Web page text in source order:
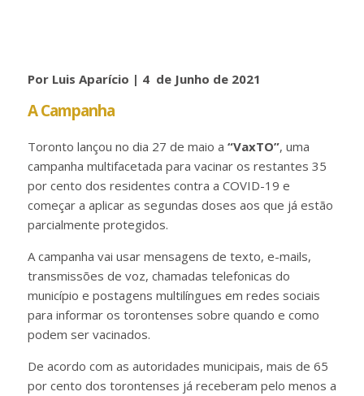
Por Luis Aparício | 4 de Junho de 2021
A Campanha
Toronto lançou no dia 27 de maio a “VaxTO”, uma
campanha multifacetada para vacinar os restantes 35
por cento dos residentes contra a COVID-19 e
começar a aplicar as segundas doses aos que já estão
parcialmente protegidos.
A campanha vai usar mensagens de texto, e-mails,
transmissões de voz, chamadas telefonicas do
município e postagens multilíngues em redes sociais
para informar os torontenses sobre quando e como
podem ser vacinados.
De acordo com as autoridades municipais, mais de 65
por cento dos torontenses já receberam pelo menos a